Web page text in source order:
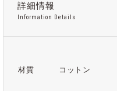
詳細情報
Information Details
材質 コットン